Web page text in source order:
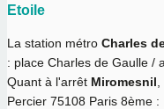
Etoile
La station métro Charles
: place Charles de Gaulle /
Quant à l'arrêt Miromesnil
Percier 75108 Paris 8ème :